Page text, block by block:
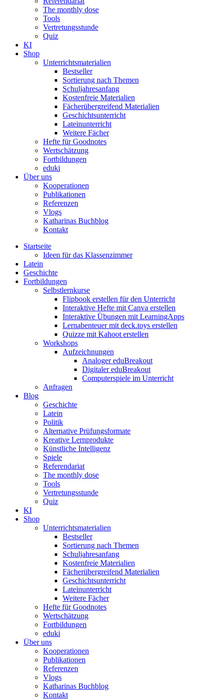
The monthly dose
Tools
Vertretungsstunde
Quiz
KI
Shop
Unterrichtsmaterialien
Bestseller
Sortierung nach Themen
Schuljahresanfang
Kostenfreie Materialien
Fächerübergreifend Materialien
Geschichtsunterricht
Lateinunterricht
Weitere Fächer
Hefte für Goodnotes
Wertschätzung
Fortbildungen
eduki
Über uns
Kooperationen
Publikationen
Referenzen
Vlogs
Katharinas Buchblog
Kontakt
Startseite
Ideen für das Klassenzimmer
Latein
Geschichte
Fortbildungen
Selbstlernkurse
Flipbook erstellen für den Unterricht
Interaktive Hefte mit Canva erstellen
Interaktive Übungen mit LearningApps
Lernabenteuer mit deck.toys erstellen
Quizze mit Kahoot erstellen
Workshops
Aufzeichnungen
Analoger eduBreakout
Digitaler eduBreakout
Computerspiele im Unterricht
Anfragen
Blog
Geschichte
Latein
Politik
Alternative Prüfungsformate
Kreative Lernprodukte
Künstliche Intelligenz
Spiele
Referendariat
The monthly dose
Tools
Vertretungsstunde
Quiz
KI
Shop
Unterrichtsmaterialien
Bestseller
Sortierung nach Themen
Schuljahresanfang
Kostenfreie Materialien
Fächerübergreifend Materialien
Geschichtsunterricht
Lateinunterricht
Weitere Fächer
Hefte für Goodnotes
Wertschätzung
Fortbildungen
eduki
Über uns
Kooperationen
Publikationen
Referenzen
Vlogs
Katharinas Buchblog
Kontakt